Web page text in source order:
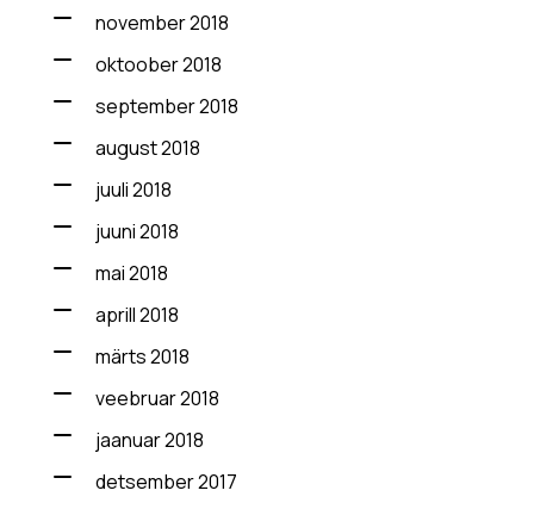
november 2018
oktoober 2018
september 2018
august 2018
juuli 2018
juuni 2018
mai 2018
aprill 2018
märts 2018
veebruar 2018
jaanuar 2018
detsember 2017